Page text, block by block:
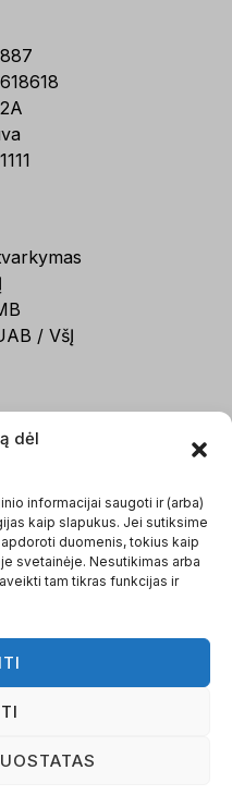
dėl
informacijai saugoti ir (arba)
kaip slapukus. Jei sutiksime
duomenis, tokius kaip
svetainėje. Nesutikimas arba
tam tikras funkcijas ir
/ VšĮ